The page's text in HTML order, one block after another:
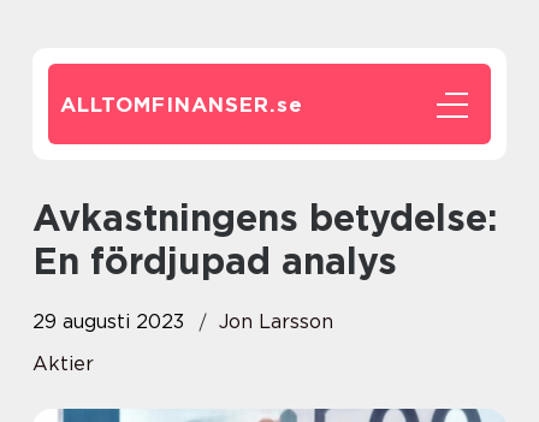
ALLTOMFINANSER.se
Avkastningens betydelse:
En fördjupad analys
29 augusti 2023
Jon Larsson
Aktier